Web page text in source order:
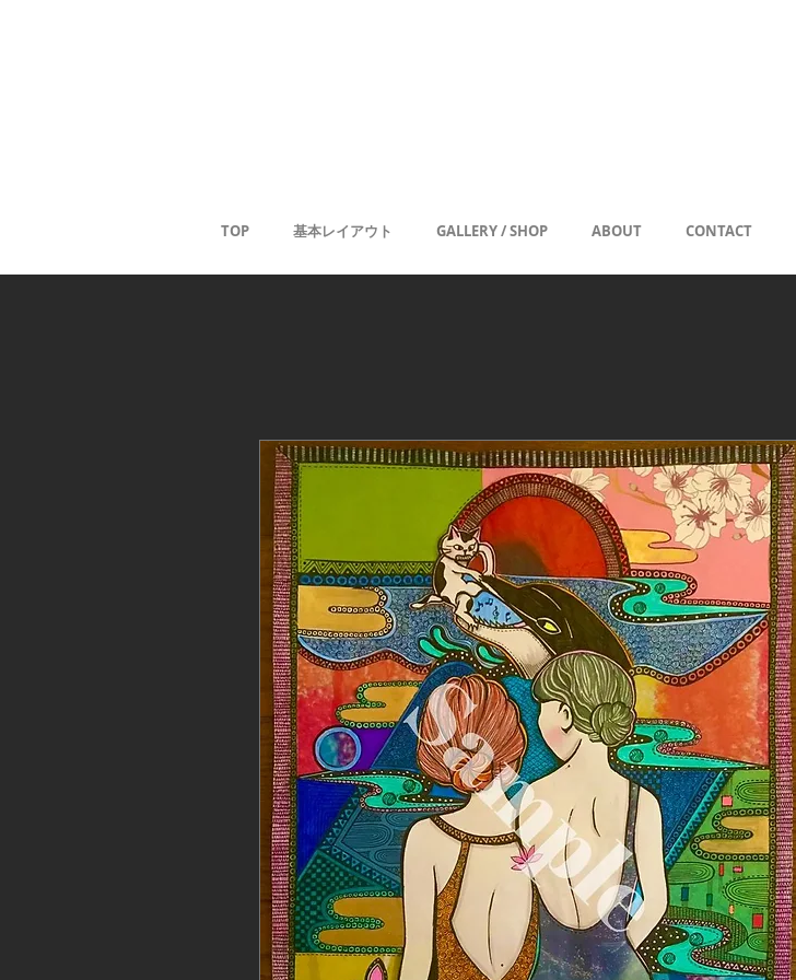
TOP 基本レイアウト GALLERY / SHOP ABOUT CONTACT